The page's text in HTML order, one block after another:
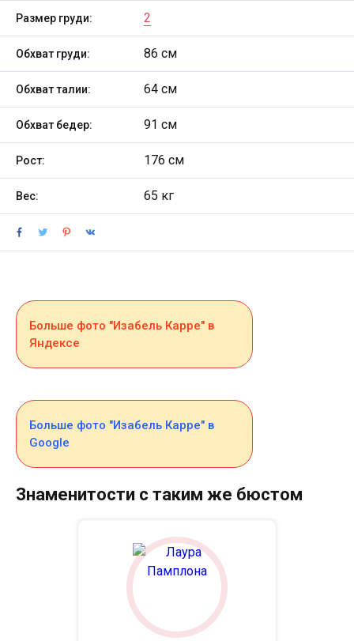
Размер груди: 2
Обхват груди: 86 см
Обхват талии: 64 см
Обхват бедер: 91 см
Рост: 176 см
Вес: 65 кг
Больше фото "Изабель Карре" в
Яндексе
Больше фото "Изабель Карре" в
Google
Знаменитости с таким же бюстом